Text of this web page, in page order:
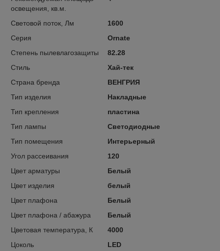
освещения, кв.м.
Световой поток, Лм
1600
Серия
Ornate
Степень пылевлагозащиты
82.28
Стиль
Хай-тек
Страна бренда
ВЕНГРИЯ
Тип изделия
Накладные
Тип крепления
пластина
Тип лампы
Светодиодные
Тип помещения
Интерьерный
Угол рассеивания
120
Цвет арматуры
Белый
Цвет изделия
белый
Цвет плафона
Белый
Цвет плафона / абажура
Белый
Цветовая температура, К
4000
Цоколь
LED